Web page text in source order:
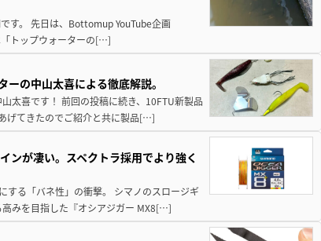
す。 先日は、Bottomup YouTube企画
「トップウォーターの[…]
の中山太喜による徹底解説。
太喜です！ 前回の投稿に続き、10FTU新製品
げてきたのでご紹介と共に製品[…]
ンが凄い。スペクトラ採用でより強く
する「バネ性」の衝撃。 シマノのスロージギ
みを目指した『オシアジガー MX8[…]